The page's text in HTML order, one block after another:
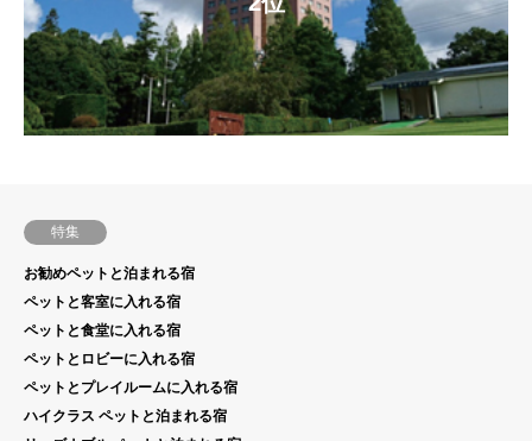
特集
お勧めペットと泊まれる宿
ペットと客室に入れる宿
ペットと食堂に入れる宿
ペットとロビーに入れる宿
ペットとプレイルームに入れる宿
ハイクラス ペットと泊まれる宿